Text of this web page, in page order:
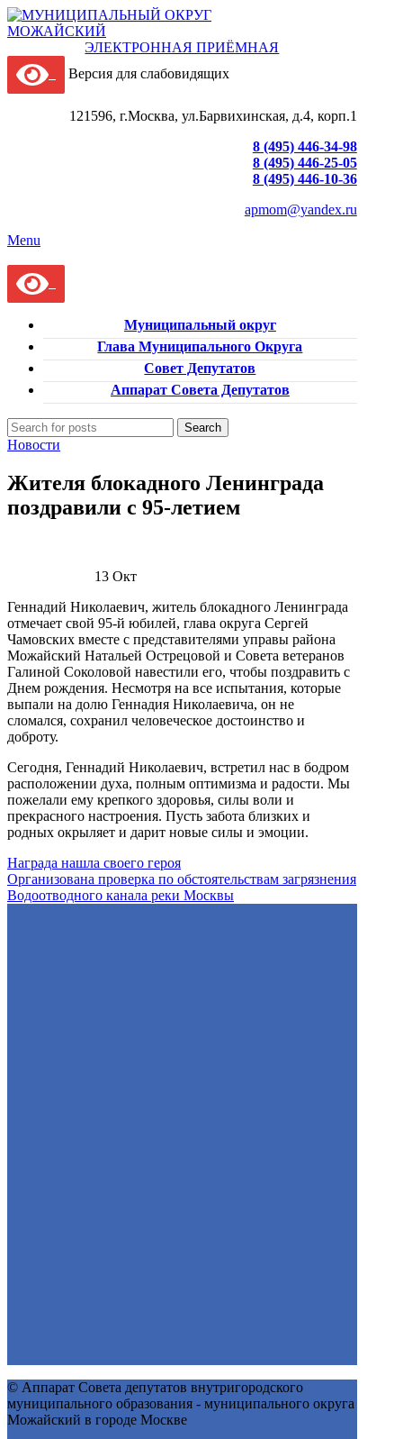
ЭЛЕКТРОННАЯ ПРИЁМНАЯ
Версия для слабовидящих
121596, г.Москва, ул.Барвихинская, д.4, корп.1
8 (495) 446-34-98
8 (495) 446-25-05
8 (495) 446-10-36
apmom@yandex.ru
Menu
Муниципальный округ
Глава Муниципального Округа
Совет Депутатов
Аппарат Совета Депутатов
Search
Новости
Жителя блокадного Ленинграда
поздравили с 95-летием
13Окт
Геннадий Николаевич, житель блокадного Ленинграда
отмечает свой 95-й юбилей, глава округа Сергей
Чамовских вместе с представителями управы района
Можайский Натальей Острецовой и Совета ветеранов
Галиной Соколовой навестили его, чтобы поздравить с
Днем рождения. Несмотря на все испытания, которые
выпали на долю Геннадия Николаевича, он не
сломался, сохранил человеческое достоинство и
доброту.
Сегодня, Геннадий Николаевич, встретил нас в бодром
расположении духа, полным оптимизма и радости. Мы
пожелали ему крепкого здоровья, силы воли и
прекрасного настроения. Пусть забота близких и
родных окрыляет и дарит новые силы и эмоции.
Награда нашла своего героя
Организована проверка по обстоятельствам загрязнения
Водоотводного канала реки Москвы
© Аппарат Совета депутатов внутригородского
муниципального образования - муниципального округа
Можайский в городе Москве